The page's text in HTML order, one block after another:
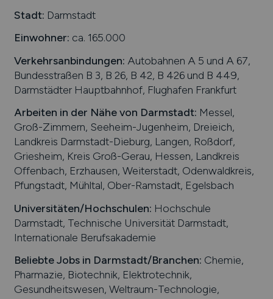
Stadt: Darmstadt
Einwohner: ca. 165.000
Verkehrsanbindungen: Autobahnen A 5 und A 67,
Bundesstraßen B 3, B 26, B 42, B 426 und B 449,
Darmstädter Hauptbahnhof, Flughafen Frankfurt
Arbeiten in der Nähe von Darmstadt: Messel,
Groß-Zimmern, Seeheim-Jugenheim, Dreieich,
Landkreis Darmstadt-Dieburg, Langen, Roßdorf,
Griesheim, Kreis Groß-Gerau, Hessen, Landkreis
Offenbach, Erzhausen, Weiterstadt, Odenwaldkreis,
Pfungstadt, Mühltal, Ober-Ramstadt, Egelsbach
Universitäten/Hochschulen: Hochschule
Darmstadt, Technische Universität Darmstadt,
Internationale Berufsakademie
Beliebte Jobs in Darmstadt/Branchen: Chemie,
Pharmazie, Biotechnik, Elektrotechnik,
Gesundheitswesen, Weltraum-Technologie,